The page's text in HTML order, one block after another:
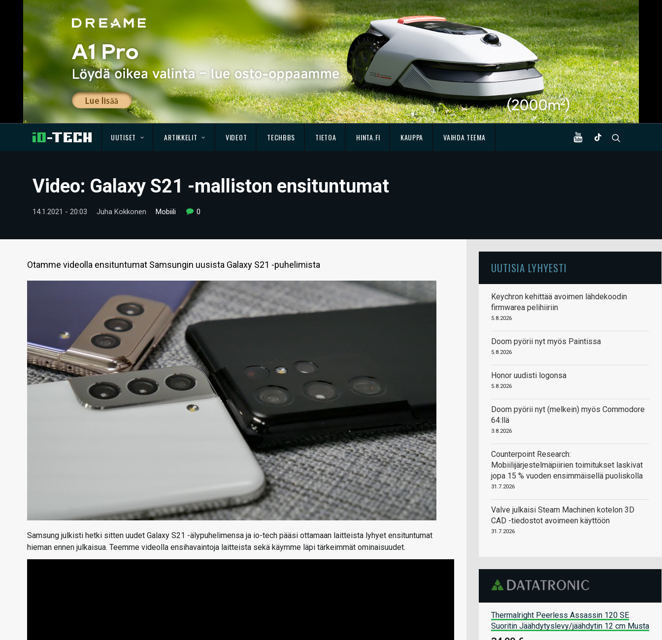
UUTISET ARTIKKELIT VIDEOT TECHBBS TIETOA HINTA.FI KAUPPA VAIHDA TEEMA
Video: Galaxy S21 -malliston ensituntumat
14.1.2021 - 20:03 Juha Kokkonen Mobiili 0
Otamme videolla ensituntumat Samsungin uusista Galaxy S21 -puhelimista
Samsung julkisti hetki sitten uudet Galaxy S21 -älypuhelimensa ja io-tech pääsi ottamaan laitteista lyhyet ensituntumat
hieman ennen julkaisua. Teemme videolla ensihavaintoja laitteista sekä käymme läpi tärkeimmät ominaisuudet.
UUTISIA LYHYESTI
Keychron kehittää avoimen lähdekoodin
firmwarea pelihiiriin
5.8.2026
Doom pyörii nyt myös Paintissa
5.8.2026
Honor uudisti logonsa
5.8.2026
Doom pyörii nyt (melkein) myös Commodore
64:llä
3.8.2026
Counterpoint Research:
Mobiilijärjestelmäpiirien toimitukset laskivat
jopa 15 % vuoden ensimmäisellä puoliskolla
31.7.2026
Valve julkaisi Steam Machinen kotelon 3D
CAD -tiedostot avoimeen käyttöön
31.7.2026
Thermalright Peerless Assassin 120 SE
Suoritin Jäähdytyslevy/jäähdytin 12 cm Musta